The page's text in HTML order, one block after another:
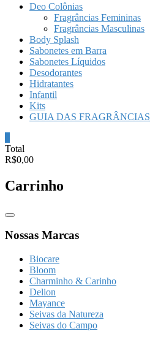
Deo Colônias
Fragrâncias Femininas
Fragrâncias Masculinas
Body Splash
Sabonetes em Barra
Sabonetes Líquidos
Desodorantes
Hidratantes
Infantil
Kits
GUIA DAS FRAGRÂNCIAS
Total
R$0,00
Carrinho
Catalog
Nossas Marcas
Biocare
Bloom
Charminho & Carinho
Delion
Mayance
Seivas da Natureza
Seivas do Campo